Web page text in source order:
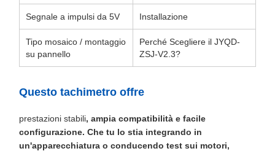
Segnale a impulsi da 5V Installazione
Tipo mosaico / montaggio
su pannello
Perché Scegliere il JYQD-
ZSJ-V2.3?
Questo tachimetro offre
prestazioni stabili, ampia compatibilità e facile
configurazione. Che tu lo stia integrando in
un'apparecchiatura o conducendo test sui motori,